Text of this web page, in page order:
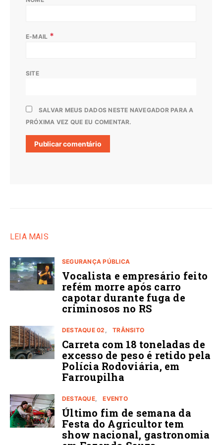
E-MAIL *
SITE
SALVAR MEUS DADOS NESTE NAVEGADOR PARA A
PRÓXIMA VEZ QUE EU COMENTAR.
LEIA MAIS
SEGURANÇA PÚBLICA
Vocalista e empresário feito
refém morre após carro
capotar durante fuga de
criminosos no RS
DESTAQUE 02 TRÂNSITO
Carreta com 18 toneladas de
excesso de peso é retido pela
Polícia Rodoviária, em
Farroupilha
DESTAQUE EVENTO
Último fim de semana da
Festa do Agricultor tem
show nacional, gastronomia